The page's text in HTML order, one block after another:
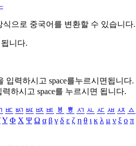
식으로 중국어를 변환할 수 있습니다.
니다.
입력하시고 space를누르시면됩니다.
력하시고 space를 누르시면 됩니다.
ㅳ ㅴ ㅵ ㅶ ㅷ ㅸ ㅹ ㅺ ㅻ ㅼ ㅽ ㅾ ㅿ
Υ Φ Χ Ψ Ω α β γ δ ε ζ η θ ι κ λ μ ν ξ ο π